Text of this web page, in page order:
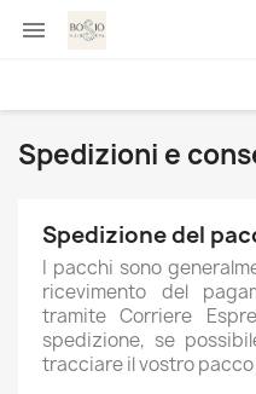

Spedizioni e
Spedizione del
I pacchi sono
ricevimento del
tramite Corriere
spedizione, se
tracciare il vostro pacco